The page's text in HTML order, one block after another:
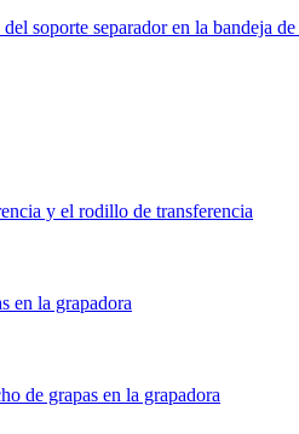
soporte separador en la bandeja
y el rodillo de transferencia
en la grapadora
de grapas en la grapadora